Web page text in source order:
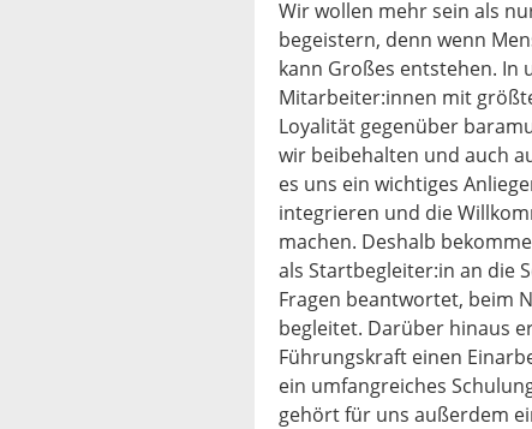
Wir wollen mehr sein als
begeistern, denn wenn
kann Großes entstehen.
Mitarbeiter:innen mit
Loyalität gegenüber
wir beibehalten und auch
es uns ein wichtiges
integrieren und die
machen. Deshalb
als Startbegleiter:in an die
Fragen beantwortet, beim
begleitet. Darüber hinaus
Führungskraft einen
ein umfangreiches
gehört für uns außerdem